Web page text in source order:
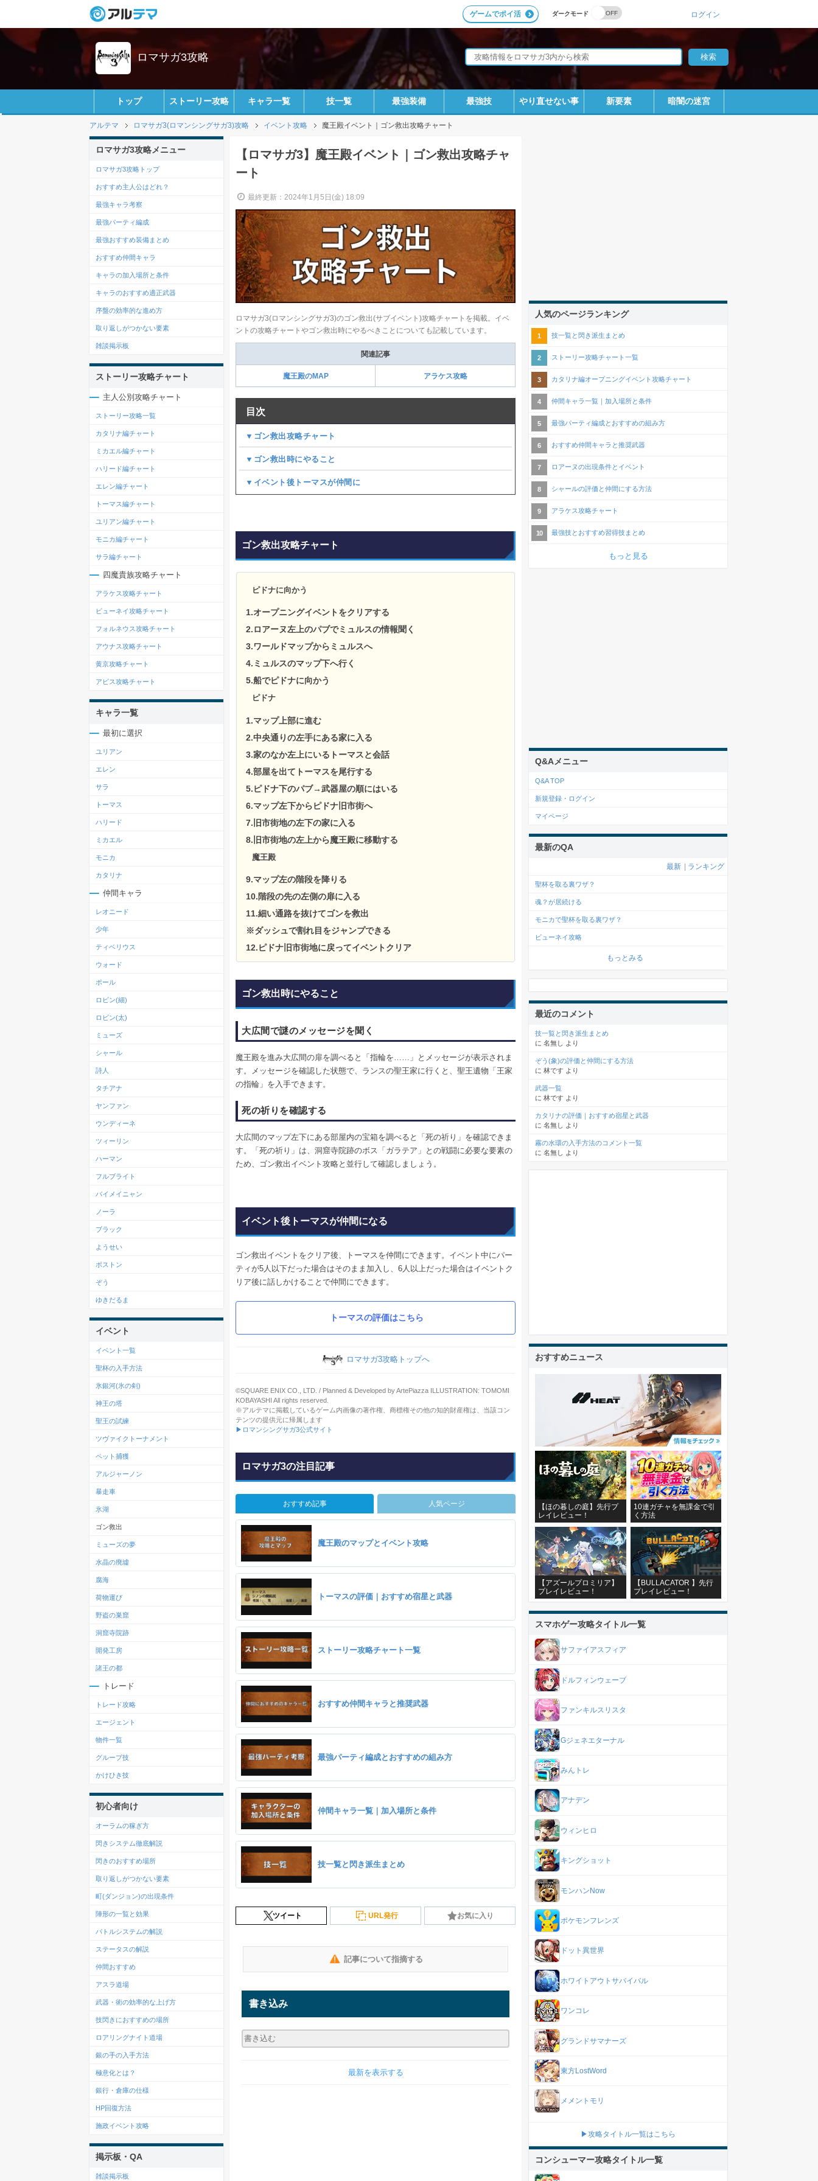
ダークモード
ゲームでポイ活 ログイン
ロマサガ3攻略
トップ ストーリー攻略 キャラ一覧 技一覧 最強装備 最強技 やり直せない事 新要素 暗闇の迷宮
アルテマ ロマサガ3(ロマンシングサガ3)攻略 イベント攻略 魔王殿イベント｜ゴン救出攻略チャート
【ロマサガ3】魔王殿イベント｜ゴン救出攻略チャ
ート
最終更新：2024年1月5日(金) 18:09
ロマサガ3(ロマンシングサガ3)のゴン救出(サブイベント)攻略チャートを掲載。イベ
ントの攻略チャートやゴン救出時にやるべきことについても記載しています。
関連記事
魔王殿のMAP アラケス攻略
目次
▼ゴン救出攻略チャート
▼ゴン救出時にやること
▼イベント後トーマスが仲間に
ゴン救出攻略チャート
ピドナに向かう
1.オープニングイベントをクリアする
2.ロアーヌ左上のパブでミュルスの情報聞く
3.ワールドマップからミュルスへ
4.ミュルスのマップ下へ行く
5.船でピドナに向かう
ピドナ
1.マップ上部に進む
2.中央通りの左手にある家に入る
3.家のなか左上にいるトーマスと会話
4.部屋を出てトーマスを尾行する
5.ピドナ下のパブ→武器屋の順にはいる
6.マップ左下からピドナ旧市街へ
7.旧市街地の左下の家に入る
8.旧市街地の左上から魔王殿に移動する
魔王殿
9.マップ左の階段を降りる
10.階段の先の左側の扉に入る
11.細い通路を抜けてゴンを救出
※ダッシュで割れ目をジャンプできる
12.ピドナ旧市街地に戻ってイベントクリア
ゴン救出時にやること
大広間で謎のメッセージを聞く
魔王殿を進み大広間の扉を調べると「指輪を……」とメッセージが表示されま
す。メッセージを確認した状態で、ランスの聖王家に行くと、聖王遺物「王家
の指輪」を入手できます。
死の祈りを確認する
大広間のマップ左下にある部屋内の宝箱を調べると「死の祈り」を確認できま
す。「死の祈り」は、洞窟寺院跡のボス「ガラテア」との戦闘に必要な要素の
ため、ゴン救出イベント攻略と並行して確認しましょう。
イベント後トーマスが仲間になる
ゴン救出イベントをクリア後、トーマスを仲間にできます。イベント中にパー
ティが5人以下だった場合はそのまま加入し、6人以上だった場合はイベントク
リア後に話しかけることで仲間にできます。
トーマスの評価はこちら
ロマサガ3攻略トップへ
©SQUARE ENIX CO., LTD. / Planned & Developed by ArtePiazza ILLUSTRATION: TOMOMI
KOBAYASHI All rights reserved.
※アルテマに掲載しているゲーム内画像の著作権、商標権その他の知的財産権は、当該コン
テンツの提供元に帰属します
▶ロマンシングサガ3公式サイト
ロマサガ3の注目記事
おすすめ記事 人気ページ
魔王殿のマップとイベント攻略
トーマスの評価｜おすすめ宿星と武器
ストーリー攻略チャート一覧
おすすめ仲間キャラと推奨武器
最強パーティ編成とおすすめの組み方
仲間キャラ一覧｜加入場所と条件
技一覧と閃き派生まとめ
ツイート URL発行 お気に入り
記事について指摘する
書き込み
最新を表示する
ロマサガ3攻略メニュー
ロマサガ3攻略トップ
おすすめ主人公はどれ？
最強キャラ考察
最強パーティ編成
最強おすすめ装備まとめ
おすすめ仲間キャラ
キャラの加入場所と条件
キャラのおすすめ適正武器
序盤の効率的な進め方
取り返しがつかない要素
雑談掲示板
ストーリー攻略チャート
主人公別攻略チャート
ストーリー攻略一覧
カタリナ編チャート
ミカエル編チャート
ハリード編チャート
エレン編チャート
トーマス編チャート
ユリアン編チャート
モニカ編チャート
サラ編チャート
四魔貴族攻略チャート
アラケス攻略チャート
ビューネイ攻略チャート
フォルネウス攻略チャート
アウナス攻略チャート
黄京攻略チャート
アビス攻略チャート
キャラ一覧
最初に選択
ユリアン
エレン
サラ
トーマス
ハリード
ミカエル
モニカ
カタリナ
仲間キャラ
レオニード
少年
ティベリウス
ウォード
ポール
ロビン(細)
ロビン(太)
ミューズ
シャール
詩人
タチアナ
ヤンファン
ウンディーネ
ツィーリン
ハーマン
フルブライト
バイメイニャン
ノーラ
ブラック
ようせい
ボストン
ぞう
ゆきだるま
イベント
イベント一覧
聖杯の入手方法
氷銀河(氷の剣)
神王の塔
聖王の試練
ツヴァイクトーナメント
ペット捕獲
アルジャーノン
暴走車
氷湖
ゴン救出
ミューズの夢
水晶の廃墟
腐海
荷物運び
野盗の巣窟
洞窟寺院跡
開発工房
諸王の都
トレード
トレード攻略
エージェント
物件一覧
グループ技
かけひき技
初心者向け
オーラムの稼ぎ方
閃きシステム徹底解説
閃きのおすすめ場所
取り返しがつかない要素
町(ダンジョン)の出現条件
陣形の一覧と効果
バトルシステムの解説
ステータスの解説
仲間おすすめ
アスラ道場
武器・術の効率的な上げ方
技閃きにおすすめの場所
ロアリングナイト道場
銀の手の入手方法
極意化とは？
銀行・倉庫の仕様
HP回復方法
施政イベント攻略
掲示板・QA
雑談掲示板
人気のページランキング
技一覧と閃き派生まとめ
ストーリー攻略チャート一覧
カタリナ編オープニングイベント攻略チャート
仲間キャラ一覧｜加入場所と条件
最強パーティ編成とおすすめの組み方
おすすめ仲間キャラと推奨武器
ロアーヌの出現条件とイベント
シャールの評価と仲間にする方法
アラケス攻略チャート
最強技とおすすめ習得技まとめ
もっと見る
Q&Aメニュー
Q&A TOP
新規登録・ログイン
マイページ
最新のQA
最新 ランキング
聖杯を取る裏ワザ？
魂？が居続ける
モニカで聖杯を取る裏ワザ？
ビューネイ攻略
もっとみる
最近のコメント
技一覧と閃き派生まとめ
に 名無し より
ぞう(象)の評価と仲間にする方法
に 林です より
武器一覧
に 林です より
カタリナの評価｜おすすめ宿星と武器
に 名無し より
霧の水環の入手方法のコメント一覧
に 名無し より
おすすめニュース
【ほの暮しの庭】先行プ
レイレビュー！
10連ガチャを無課金で引
く方法
【アズールプロミリア】
プレイレビュー！
【BULLACATOR 】先行
プレイレビュー！
スマホゲー攻略タイトル一覧
サファイアスフィア
ドルフィンウェーブ
ファンキルスリスタ
Gジェネエターナル
みんトレ
アナデン
ウィンヒロ
キングショット
モンハンNow
ポケモンフレンズ
ドット異世界
ホワイトアウトサバイバル
ワンコレ
グランドサマナーズ
東方LostWord
メメントモリ
▶攻略タイトル一覧はこちら
コンシューマー攻略タイトル一覧